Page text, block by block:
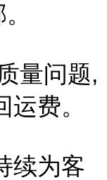
量问题,
费。
续为客